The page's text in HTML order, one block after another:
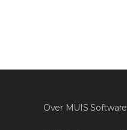
Over MUIS Software